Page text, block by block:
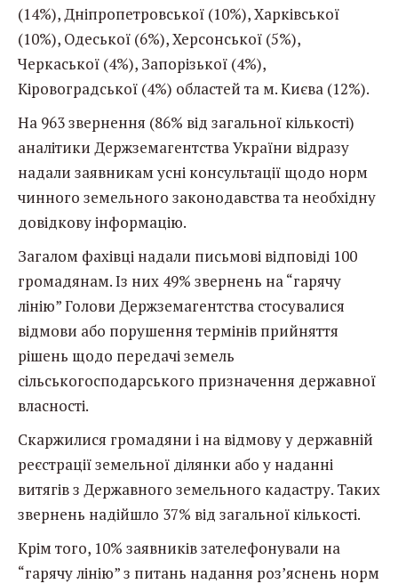
(14%), Дніпропетровської (10%), Харківської
(10%), Одеської (6%), Херсонської (5%),
Черкаської (4%), Запорізької (4%),
Кіровоградської (4%) областей та м. Києва (12%).
На 963 звернення (86% від загальної кількості)
аналітики Держземагентства України відразу
надали заявникам усні консультації щодо норм
чинного земельного законодавства та необхідну
довідкову інформацію.
Загалом фахівці надали письмові відповіді 100
громадянам. Із них 49% звернень на “гарячу
лінію” Голови Держземагентства стосувалися
відмови або порушення термінів прийняття
рішень щодо передачі земель
сільськогосподарського призначення державної
власності.
Скаржилися громадяни і на відмову у державній
реєстрації земельної ділянки або у наданні
витягів з Державного земельного кадастру. Таких
звернень надійшло 37% від загальної кількості.
Крім того, 10% заявників зателефонували на
“гарячу лінію” з питань надання роз’яснень норм